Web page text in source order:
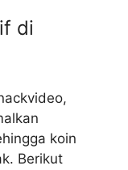
di
koin
Berikut